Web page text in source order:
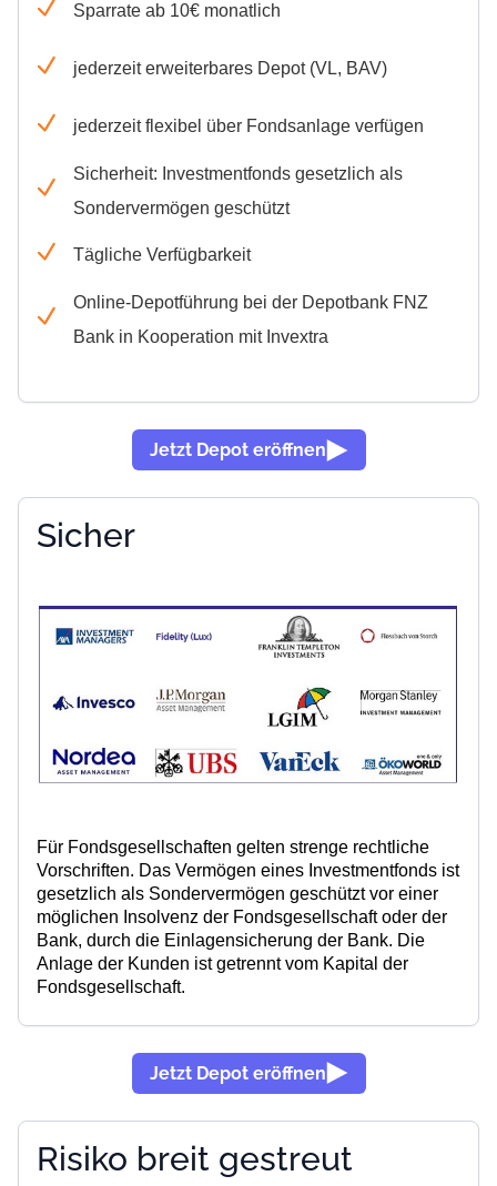
Sparrate ab 10€ monatlich
jederzeit erweiterbares Depot (VL, BAV)
jederzeit flexibel über Fondsanlage verfügen
Sicherheit: Investmentfonds gesetzlich als
Sondervermögen geschützt
Tägliche Verfügbarkeit
Online-Depotführung bei der Depotbank FNZ
Bank in Kooperation mit Invextra
Jetzt Depot eröffnen
Sicher
Für Fondsgesellschaften gelten strenge rechtliche
Vorschriften. Das Vermögen eines Investmentfonds ist
gesetzlich als Sondervermögen geschütztvor einer
möglichen Insolvenz der Fondsgesellschaft oder der
Bank, durch die Einlagensicherung der Bank. Die
Anlage der Kunden ist getrennt vom Kapital der
Fondsgesellschaft.
Jetzt Depot eröffnen
Risiko breit gestreut